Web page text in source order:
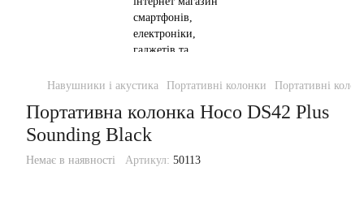
Навушники і акустика Портативні колонки Портативні
Портативна колонка Hoco DS42 Plus
Sounding Black
Немає в наявності Артикул: 50113